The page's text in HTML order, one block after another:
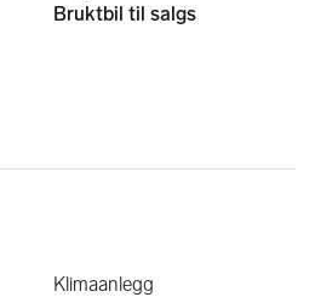
Bruktbil til salgs
Klimaanlegg